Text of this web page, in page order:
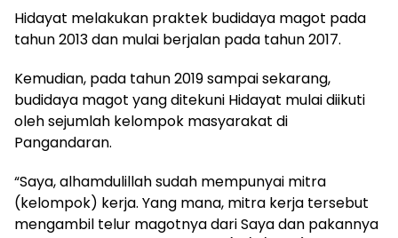
Hidayat melakukan praktek budidaya magot pada
tahun 2013 dan mulai berjalan pada tahun 2017.
Kemudian, pada tahun 2019 sampai sekarang,
budidaya magot yang ditekuni Hidayat mulai diikuti
oleh sejumlah kelompok masyarakat di
Pangandaran.
“Saya, alhamdulillah sudah mempunyai mitra
(kelompok) kerja. Yang mana, mitra kerja tersebut
mengambil telur magotnya dari Saya dan pakannya